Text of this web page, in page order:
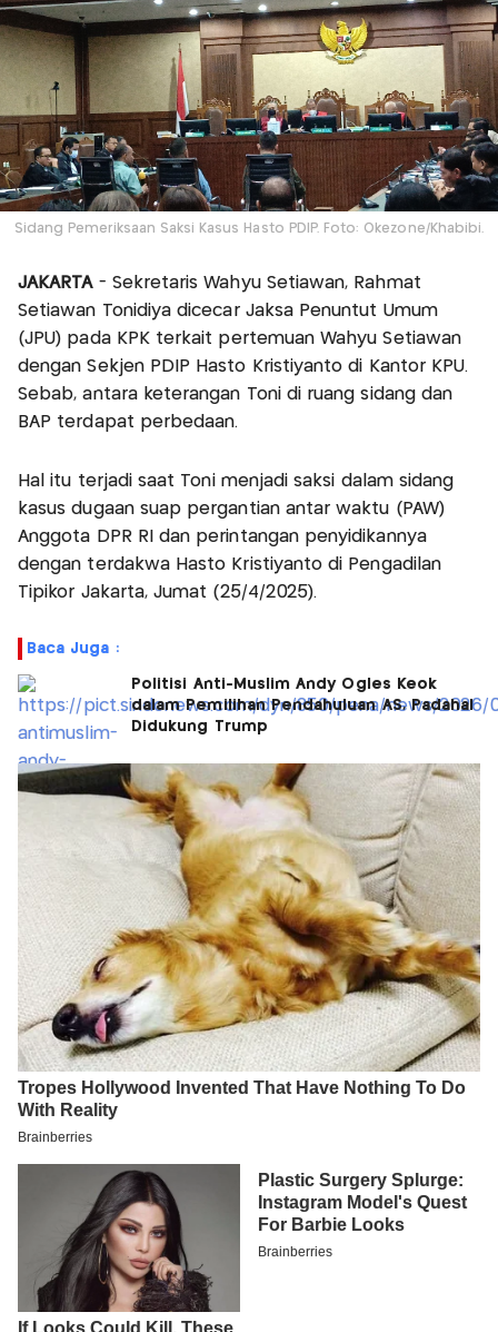
Sidang Pemeriksaan Saksi Kasus Hasto PDIP. Foto: Okezone/Khabibi.
JAKARTA - Sekretaris Wahyu Setiawan, Rahmat
Setiawan Tonidiya dicecar Jaksa Penuntut Umum
(JPU) pada KPK terkait pertemuan Wahyu Setiawan
dengan Sekjen PDIP Hasto Kristiyanto di Kantor KPU.
Sebab, antara keterangan Toni di ruang sidang dan
BAP terdapat perbedaan.
Hal itu terjadi saat Toni menjadi saksi dalam sidang
kasus dugaan suap pergantian antar waktu (PAW)
Anggota DPR RI dan perintangan penyidikannya
dengan terdakwa Hasto Kristiyanto di Pengadilan
Tipikor Jakarta, Jumat (25/4/2025).
Baca Juga :
Politisi Anti-Muslim Andy Ogles Keok
dalam Pemilihan Pendahuluan AS, Padahal
Didukung Trump